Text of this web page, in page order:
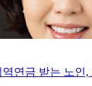
역연금 받는 노인